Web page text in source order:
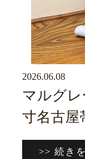
2026.06.08
マルグレ
寸名古屋
>> 続き